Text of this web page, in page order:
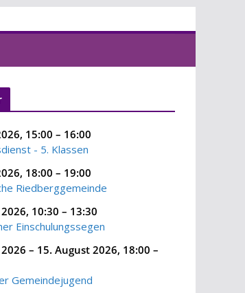
, 15:00 – 16:00
- 5. Klassen
, 18:00 – 19:00
Riedberggemeinde
, 10:30 – 13:30
Einschulungssegen
– 15. August 2026, 18:00 –
Gemeindejugend